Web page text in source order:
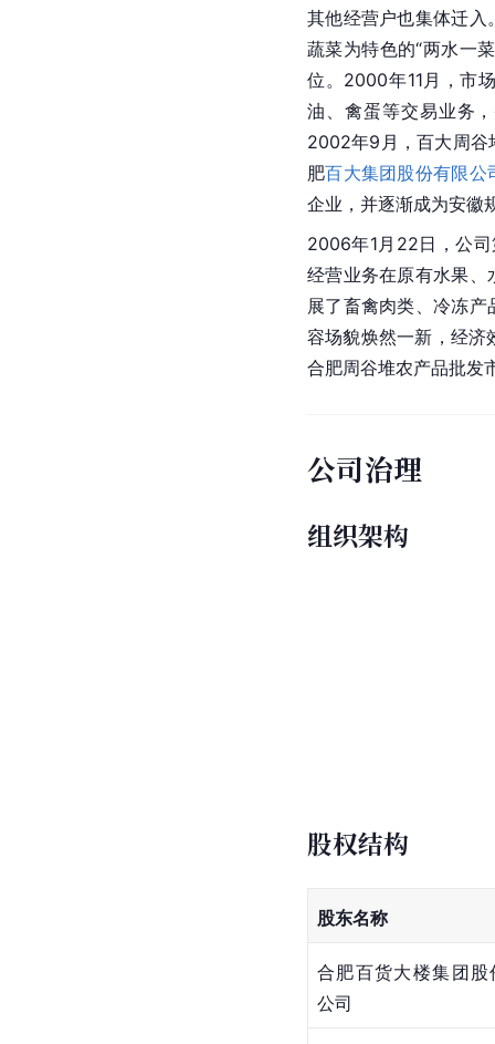
其他经营户也集体迁入
蔬菜为特色的“两水一
位。2000年11月，市
油、禽蛋等交易业务
2002年9月，百大周谷
肥百大集团股份有限公
企业，并逐渐成为安徽
2006年1月22日，公
经营业务在原有水果、
展了畜禽肉类、冷冻
容场貌焕然一新，经济
合肥周谷堆农产品批发
公司治理
组织架构
股权结构
股东名称
合肥百货大楼集团股
公司